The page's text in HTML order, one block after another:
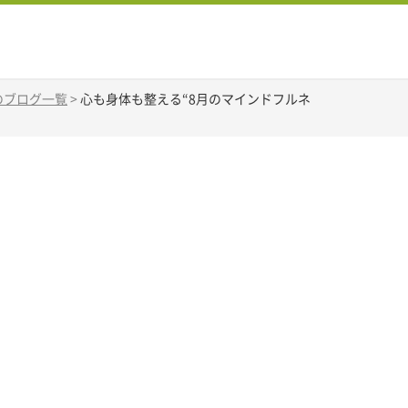
ブログ一覧 > 心も身体も整える“8月のマインドフルネ